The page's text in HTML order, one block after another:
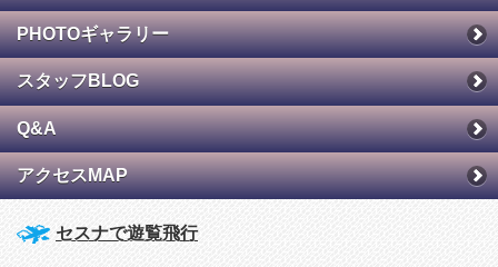
PHOTOギャラリー
スタッフBLOG
Q&A
アクセスMAP
セスナで遊覧飛行